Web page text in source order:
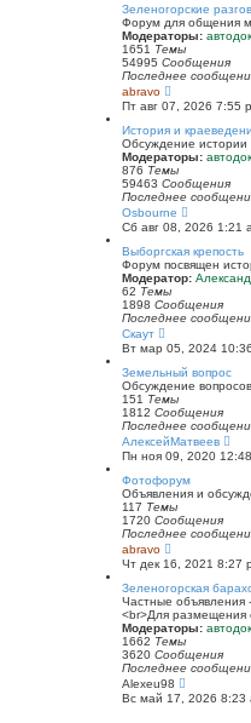
Зеленогорские
Форум для общения
Модераторы:
1651 Темы
54995 Сообщения
Последнее
abravo
е
р
е
й
т
и
к
п
с
л
е
д
н
е
м
у
о
щ
е
н
и
ю
Пт авг 07, 2026 7:55
История и
Обсуждение истории
Модераторы:
876 Темы
59463 Сообщения
Последнее
Osbourne
е
р
е
й
т
к
п
с
л
е
д
е
м
с
о
б
щ
н
и
Сб авг 08, 2026 1:21
Выборгская крепость
Форум посвящен
Модератор:
62 Темы
1898 Сообщения
Последнее
Скаут
е
р
е
й
т
и
к
п
о
с
л
е
д
н
е
м
у
с
о
б
щ
е
н
и
ю
Вт мар 05, 2024
Земельный вопрос
Обсуждение
151 Темы
1812 Сообщения
Последнее
АлексейМатвеев
е
р
й
т
к
о
с
л
е
д
н
е
у
о
Пн ноя 09, 2020
Фотофорум
Объявления и
117 Темы
1720 Сообщения
Последнее
abravo
е
р
е
й
т
и
к
п
о
с
л
е
Чт дек 16, 2021 8:27
Зеленогорская
Частные объявления
<br>Для размещения
Модераторы:
1662 Темы
3620 Сообщения
Последнее
Alexeu98
е
р
Вс май 17, 2026 8:23